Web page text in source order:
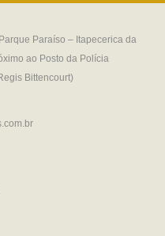
Paraíso – Itapecerica da
ao Posto da Polícia
Bittencourt)